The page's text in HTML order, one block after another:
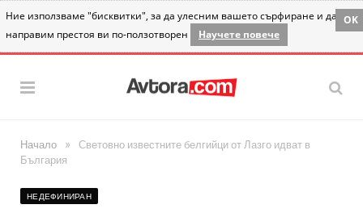
Ние използваме "бисквитки", за да улесним вашето сърфиране и да
направим престоя ви по-ползотворен
Научете повече
OK
Начало »
Световно известните белгийци от Лазго идват в
България
НЕДЕФИНИРАН